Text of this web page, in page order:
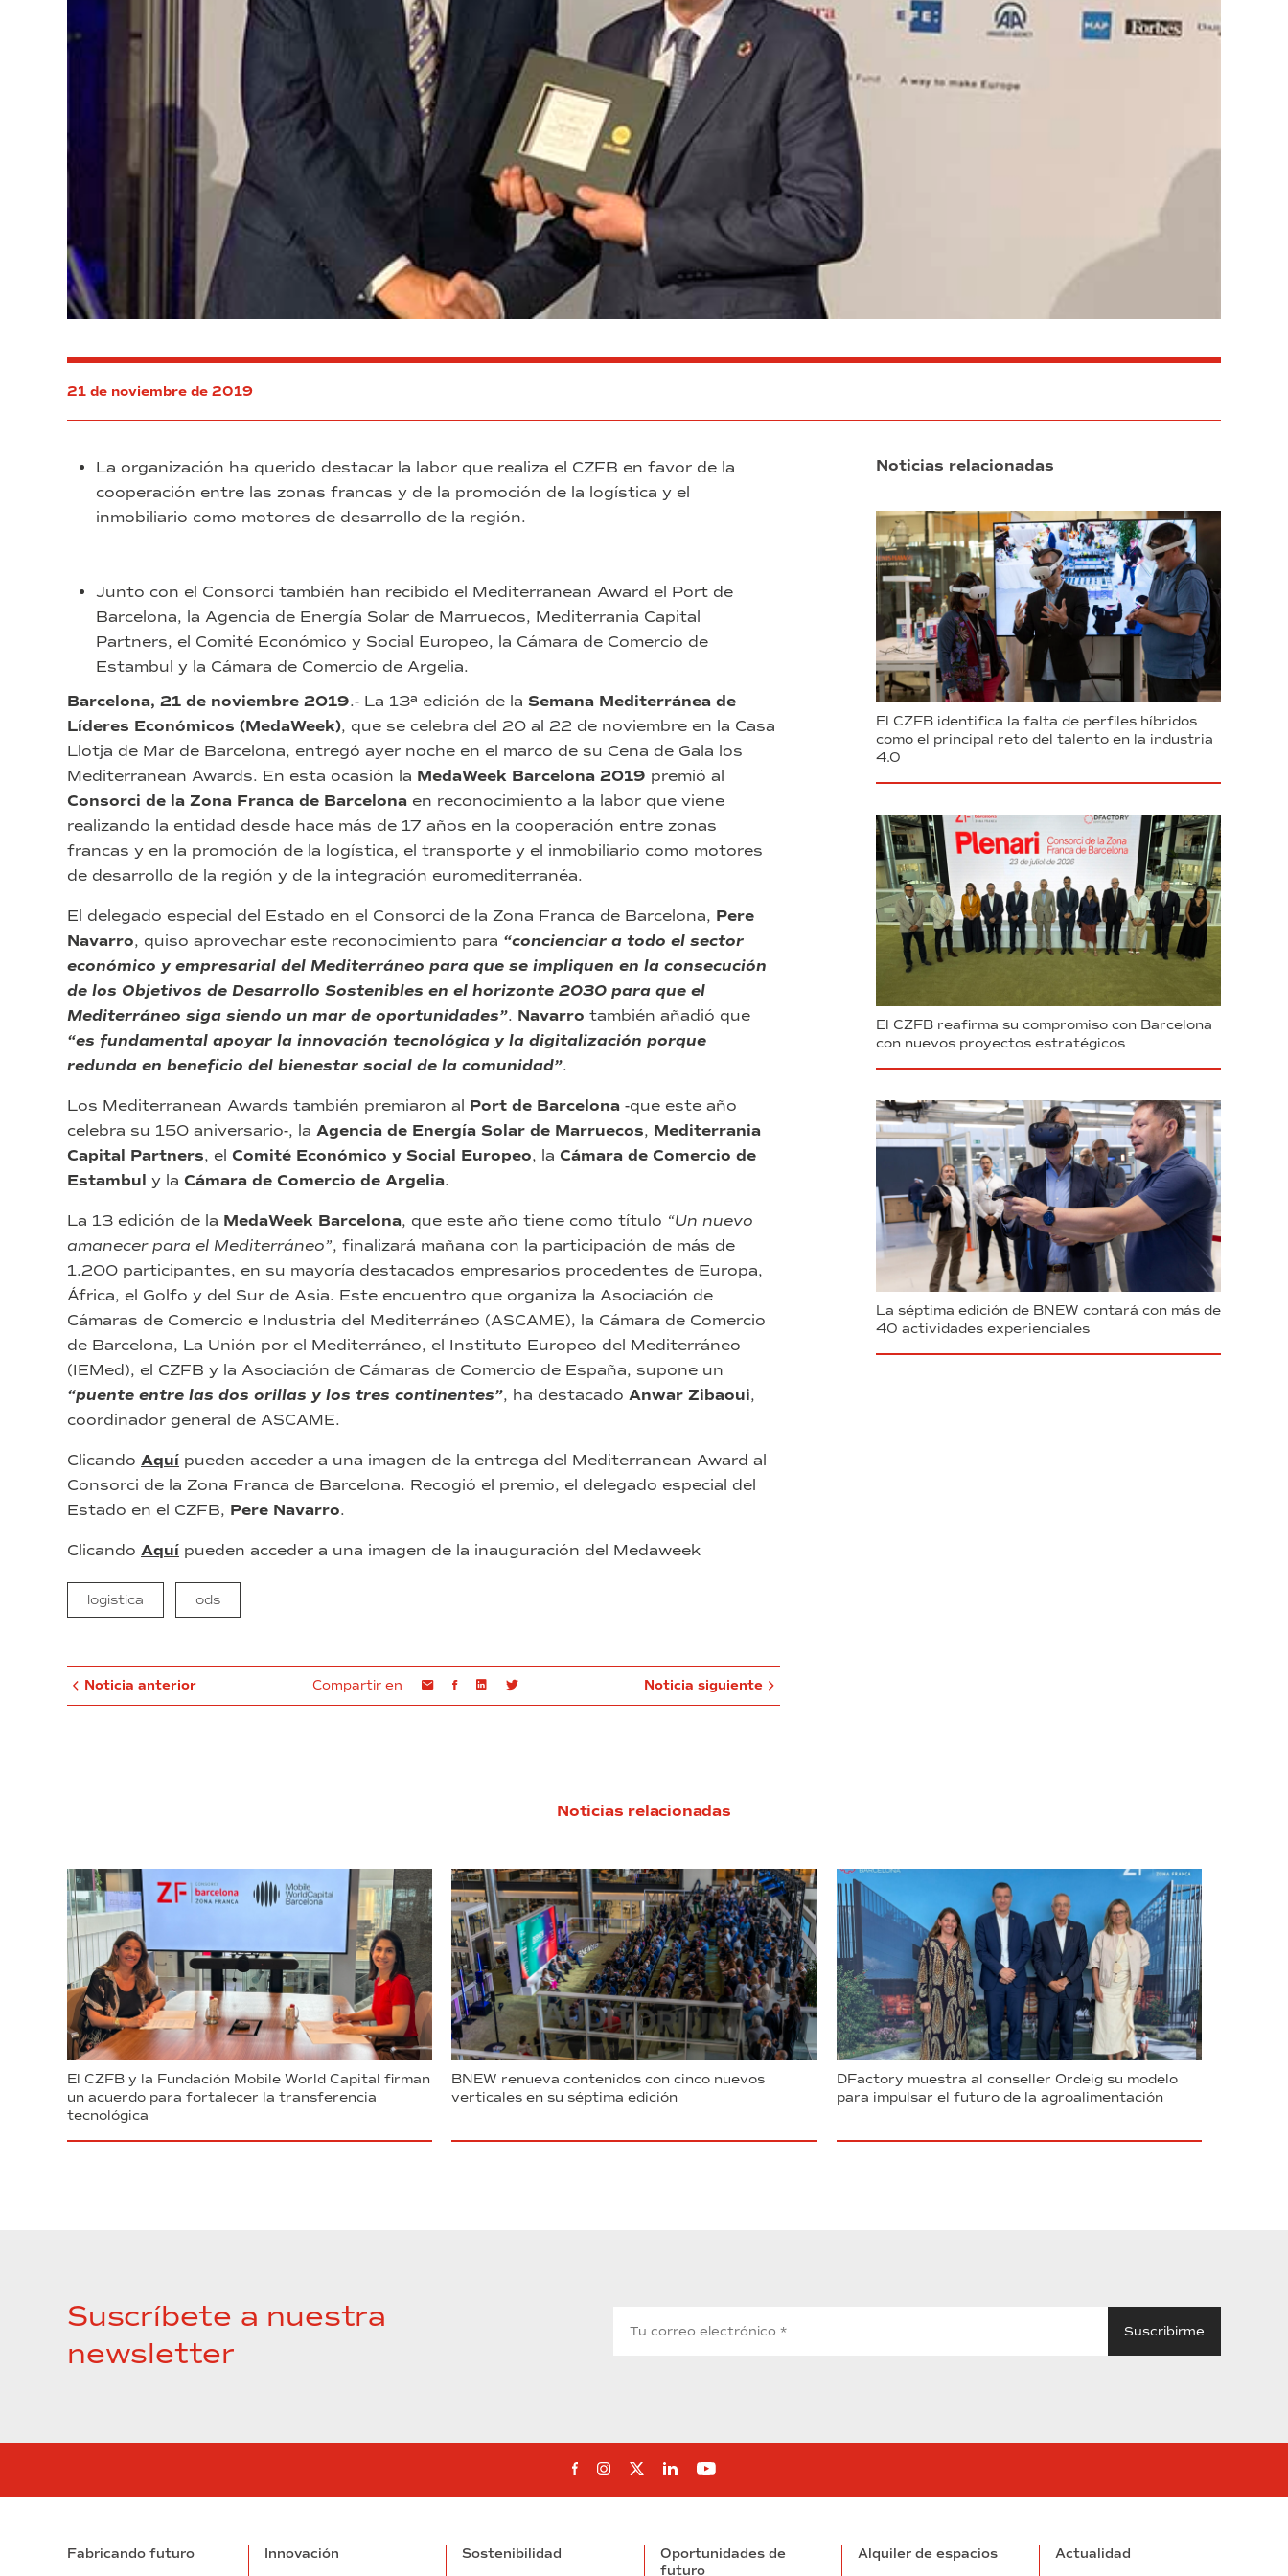
21 de noviembre de 2019
La organización ha querido destacar la labor que realiza el CZFB en favor de la
cooperación entre las zonas francas y de la promoción de la logística y el
inmobiliario como motores de desarrollo de la región.
Junto con el Consorci también han recibido el Mediterranean Award el Port de
Barcelona, la Agencia de Energía Solar de Marruecos, Mediterrania Capital
Partners, el Comité Económico y Social Europeo, la Cámara de Comercio de
Estambul y la Cámara de Comercio de Argelia.
Barcelona, 21 de noviembre 2019.- La 13ª edición de la Semana Mediterránea de
Líderes Económicos (MedaWeek), que se celebra del 20 al 22 de noviembre en la Casa
Llotja de Mar de Barcelona, entregó ayer noche en el marco de su Cena de Gala los
Mediterranean Awards. En esta ocasión la MedaWeek Barcelona 2019 premió al
Consorci de la Zona Franca de Barcelona en reconocimiento a la labor que viene
realizando la entidad desde hace más de 17 años en la cooperación entre zonas
francas y en la promoción de la logística, el transporte y el inmobiliario como motores
de desarrollo de la región y de la integración euromediterranéa.
El delegado especial del Estado en el Consorci de la Zona Franca de Barcelona, Pere
Navarro, quiso aprovechar este reconocimiento para “concienciar a todo el sector
económico y empresarial del Mediterráneo para que se impliquen en la consecución
de los Objetivos de Desarrollo Sostenibles en el horizonte 2030 para que el
Mediterráneo siga siendo un mar de oportunidades”. Navarro también añadió que
“es fundamental apoyar la innovación tecnológica y la digitalización porque
redunda en beneficio del bienestar social de la comunidad”.
Los Mediterranean Awards también premiaron al Port de Barcelona -que este año
celebra su 150 aniversario-, la Agencia de Energía Solar de Marruecos, Mediterrania
Capital Partners, el Comité Económico y Social Europeo, la Cámara de Comercio de
Estambul y la Cámara de Comercio de Argelia.
La 13 edición de la MedaWeek Barcelona, que este año tiene como título “Un nuevo
amanecer para el Mediterráneo”, finalizará mañana con la participación de más de
1.200 participantes, en su mayoría destacados empresarios procedentes de Europa,
África, el Golfo y del Sur de Asia. Este encuentro que organiza la Asociación de
Cámaras de Comercio e Industria del Mediterráneo (ASCAME), la Cámara de Comercio
de Barcelona, La Unión por el Mediterráneo, el Instituto Europeo del Mediterráneo
(IEMed), el CZFB y la Asociación de Cámaras de Comercio de España, supone un
“puente entre las dos orillas y los tres continentes”, ha destacado Anwar Zibaoui,
coordinador general de ASCAME.
Clicando Aquí pueden acceder a una imagen de la entrega del Mediterranean Award al
Consorci de la Zona Franca de Barcelona. Recogió el premio, el delegado especial del
Estado en el CZFB, Pere Navarro.
Clicando Aquí pueden acceder a una imagen de la inauguración del Medaweek
logistica ods
Noticia anterior Compartir en EmailFacebookLinkedin Noticia siguiente
Noticias relacionadas
El CZFB identifica la falta de perfiles híbridos
como el principal reto del talento en la industria
4.0
El CZFB reafirma su compromiso con Barcelona
con nuevos proyectos estratégicos
La séptima edición de BNEW contará con más de
40 actividades experienciales
Noticias relacionadas
El CZFB y la Fundación Mobile World Capital firman
un acuerdo para fortalecer la transferencia
tecnológica
BNEW renueva contenidos con cinco nuevos
verticales en su séptima edición
DFactory muestra al conseller Ordeig su modelo
para impulsar el futuro de la agroalimentación
Suscríbete a nuestra
newsletter
Síguenos en Facebook
Síguenos en Instagram
Síguenos en Twitter
Síguenos en Linkedin
Síguenos en Youtube
Fabricando futuro Innovación Sostenibilidad
Oportunidades de
futuro
Alquiler de espacios Actualidad